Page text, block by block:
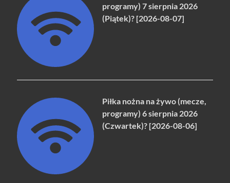
programy) 7 sierpnia 2026
(Piątek)? [2026-08-07]
Piłka nożna na żywo (mecze,
programy) 6 sierpnia 2026
(Czwartek)? [2026-08-06]